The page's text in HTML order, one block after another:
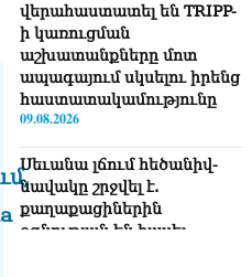
վերահաստատել են TRIPP-
ի կառուցման
աշխատանքները մոտ
ապագայում սկսելու իրենց
հաստատակամությունը
09.08.2026
Սեւանա լճում հեծանիվ-
նավակը շրջվել է.
քաղաքացիներին
օգնության են հասել